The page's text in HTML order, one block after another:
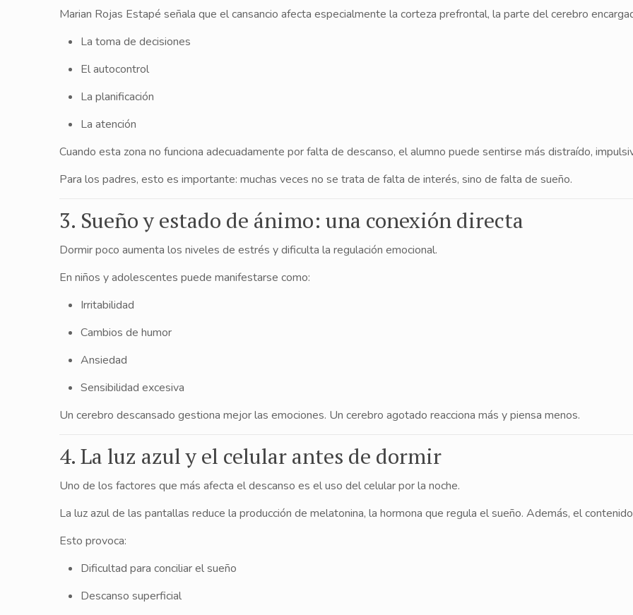
Marian Rojas Estapé señala que el cansancio afecta especialmente la corteza prefrontal, la parte del cerebro
La toma de decisiones
El autocontrol
La planificación
La atención
Cuando esta zona no funciona adecuadamente por falta de descanso, el alumno puede sentirse más distraído,
Para los padres, esto es importante: muchas veces no se trata de falta de interés, sino de falta de sueño.
3. Sueño y estado de ánimo: una conexión directa
Dormir poco aumenta los niveles de estrés y dificulta la regulación emocional.
En niños y adolescentes puede manifestarse como:
Irritabilidad
Cambios de humor
Ansiedad
Sensibilidad excesiva
Un cerebro descansado gestiona mejor las emociones. Un cerebro agotado reacciona más y piensa menos.
4. La luz azul y el celular antes de dormir
Uno de los factores que más afecta el descanso es el uso del celular por la noche.
La luz azul de las pantallas reduce la producción de melatonina, la hormona que regula el sueño. Además, el
Esto provoca:
Dificultad para conciliar el sueño
Descanso superficial